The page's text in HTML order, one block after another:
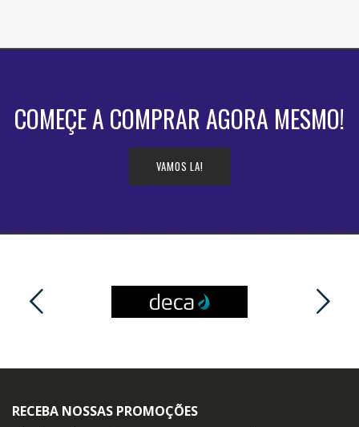
COMEÇE A COMPRAR AGORA MESMO!
VAMOS LA!
RECEBA NOSSAS PROMOÇÕES